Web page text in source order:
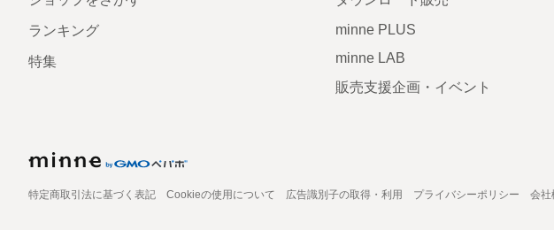
ランキング
特集
minne PLUS
minne LAB
販売支援企画・イベント
特定商取引法に基づく表記 Cookieの使用について 広告識別子の取得・利用 プライバシーポリシー 会社